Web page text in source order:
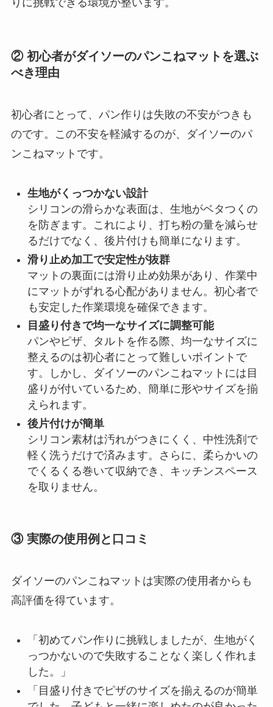
② 初心者がダイソーのパンこねマットを選ぶ
べき理由
初心者にとって、パン作りは失敗の不安がつきも
のです。この不安を軽減するのが、ダイソーのパ
ンこねマットです。
生地がくっつかない設計
シリコンの滑らかな表面は、生地がベタつくの
を防ぎます。これにより、打ち粉の量を減らせ
るだけでなく、後片付けも簡単になります。
滑り止め加工で安定性が抜群
マットの裏面には滑り止め効果があり、作業中
にマットがずれる心配がありません。初心者で
も安定した作業環境を確保できます。
目盛り付きで均一なサイズに調整可能
パンやピザ、タルトを作る際、均一なサイズに
整えるのは初心者にとって難しいポイントで
す。しかし、ダイソーのパンこねマットには目
盛りが付いているため、簡単に形やサイズを揃
えられます。
後片付けが簡単
シリコン素材は汚れがつきにくく、中性洗剤で
軽く洗うだけで済みます。さらに、柔らかいの
でくるくる巻いて収納でき、キッチンスペース
を取りません。
③ 実際の使用例と口コミ
ダイソーのパンこねマットは実際の使用者からも
高評価を得ています。
「初めてパン作りに挑戦しましたが、生地がく
っつかないので失敗することなく楽しく作れま
した。」
「目盛り付きでピザのサイズを揃えるのが簡単